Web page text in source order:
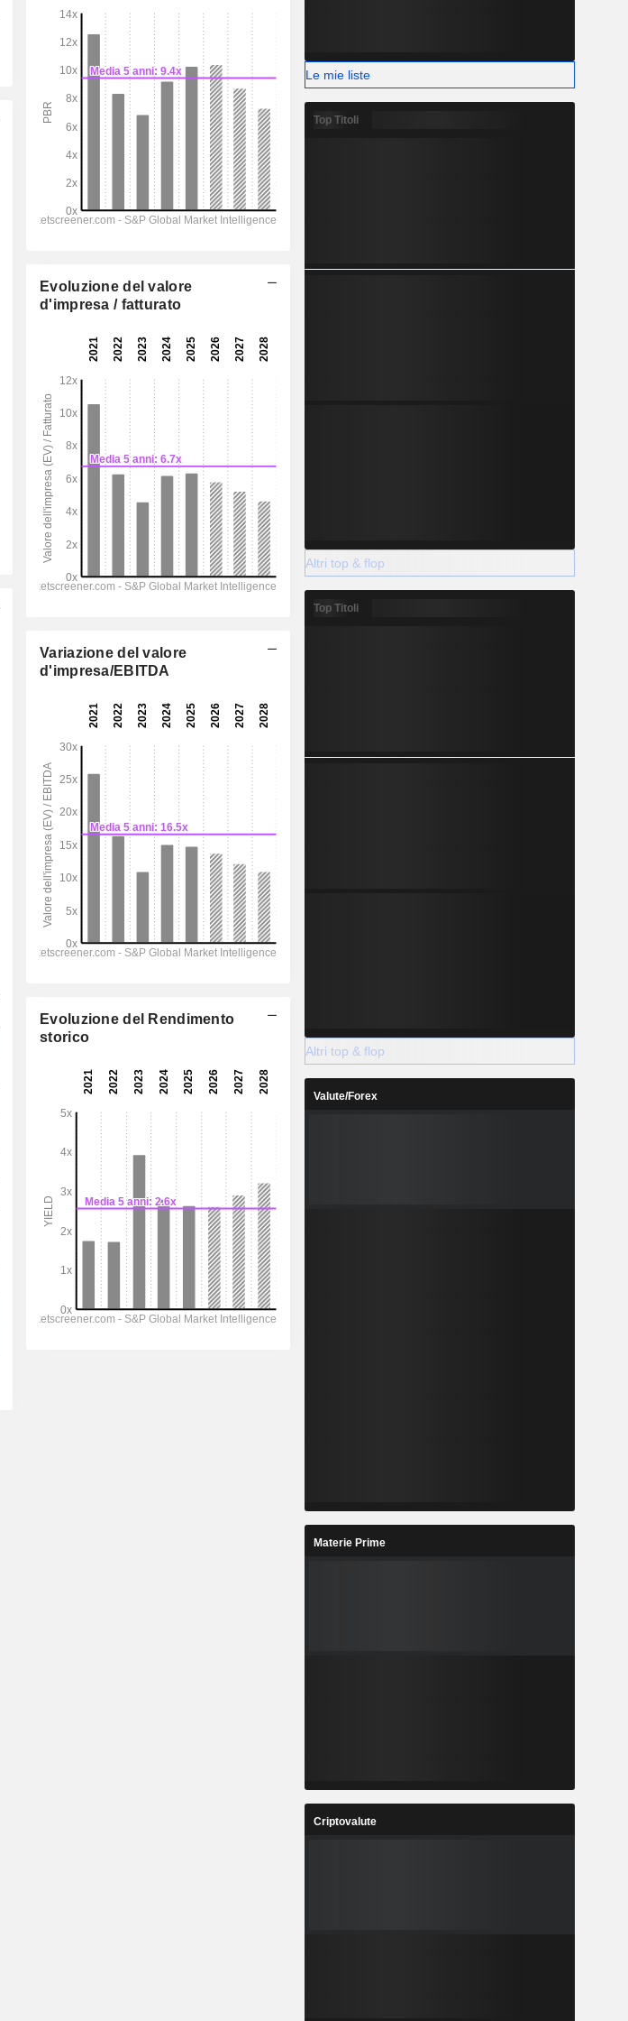
3,18 Mrd
9,2 Mrd
7,54 Mrd
18,89 Mrd
Evoluzione del valore
d'impresa / fatturato
Variazione del valore
d'impresa/EBITDA
Evoluzione del Rendimento
storico
Le mie liste
Top Titoli
Altri top & flop
Top Titoli
Altri top & flop
Valute/Forex
Materie Prime
Criptovalute